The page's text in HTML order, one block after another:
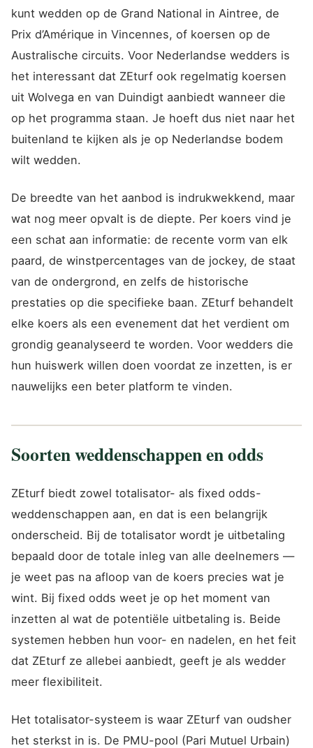
kunt wedden op de Grand National in Aintree, de
Prix d’Amérique in Vincennes, of koersen op de
Australische circuits. Voor Nederlandse wedders is
het interessant dat ZEturf ook regelmatig koersen
uit Wolvega en van Duindigt aanbiedt wanneer die
op het programma staan. Je hoeft dus niet naar het
buitenland te kijken als je op Nederlandse bodem
wilt wedden.
De breedte van het aanbod is indrukwekkend, maar
wat nog meer opvalt is de diepte. Per koers vind je
een schat aan informatie: de recente vorm van elk
paard, de winstpercentages van de jockey, de staat
van de ondergrond, en zelfs de historische
prestaties op die specifieke baan. ZEturf behandelt
elke koers als een evenement dat het verdient om
grondig geanalyseerd te worden. Voor wedders die
hun huiswerk willen doen voordat ze inzetten, is er
nauwelijks een beter platform te vinden.
Soorten weddenschappen en odds
ZEturf biedt zowel totalisator- als fixed odds-
weddenschappen aan, en dat is een belangrijk
onderscheid. Bij de totalisator wordt je uitbetaling
bepaald door de totale inleg van alle deelnemers —
je weet pas na afloop van de koers precies wat je
wint. Bij fixed odds weet je op het moment van
inzetten al wat de potentiële uitbetaling is. Beide
systemen hebben hun voor- en nadelen, en het feit
dat ZEturf ze allebei aanbiedt, geeft je als wedder
meer flexibiliteit.
Het totalisator-systeem is waar ZEturf van oudsher
het sterkst in is. De PMU-pool (Pari Mutuel Urbain)